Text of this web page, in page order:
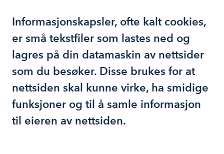
Informasjonskapsler, ofte kalt cookies,
er små tekstfiler som lastes ned og
lagres på din datamaskin av nettsider
som du besøker. Disse brukes for at
nettsiden skal kunne virke, ha smidige
funksjoner og til å samle informasjon
til eieren av nettsiden.